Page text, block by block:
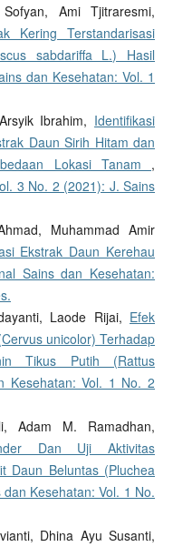
Ami Tjitraresmi,
Kering Terstandarisasi
sabdariffa L.) Hasil
dan Kesehatan: Vol. 1
Ibrahim, Identifikasi
Daun Sirih Hitam dan
Lokasi Tanam ,
3 No. 2 (2021): J. Sains
Muhammad Amir
Ekstrak Daun Kerehau
Sains dan Kesehatan:
Laode Rijai, Efek
unicolor) Terhadap
Tikus Putih (Rattus
Kesehatan: Vol. 1 No. 2
Adam M. Ramadhan,
Dan Uji Aktivitas
Daun Beluntas (Pluchea
Kesehatan: Vol. 1 No.
Dhina Ayu Susanti,